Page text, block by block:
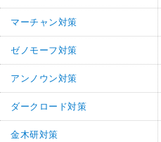
マーチャン対策
ゼノモーフ対策
アンノウン対策
ダークロード対策
金木研対策